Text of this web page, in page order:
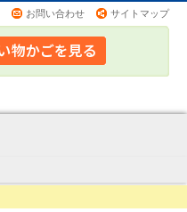
お問い合わせ サイトマップ